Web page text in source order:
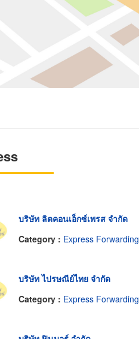
บริษัท ลิตคอนเอ็กซ์เพรส จำกัด
Category : Express Forwarding
บริษัท ไปรษณีย์ไทย จำกัด
Category : Express Forwarding